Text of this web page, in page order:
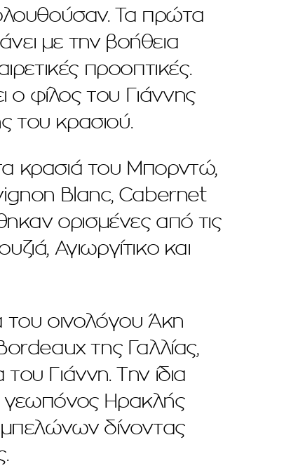
Τα πρώτα
με την βοήθεια
προοπτικές.
ο φίλος του Γιάννης
του κρασιού.
κρασιά του Μπορντώ,
Blanc, Cabernet
ορισμένες από τις
Αγιωργίτικο και
οινολόγου Άκη
της Γαλλίας,
Γιάννη. Την ίδια
γεωπόνος Ηρακλής
δίνοντας